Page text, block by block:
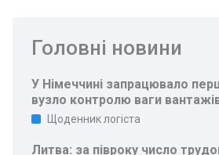
Головні новини
У Німеччині запрацювало
вузло контролю ваги
Щоденник логіста
Литва: за півроку число